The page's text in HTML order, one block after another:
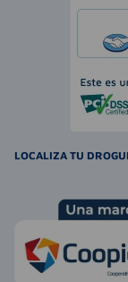
LOCALIZA TU